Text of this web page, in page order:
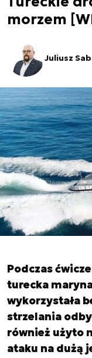
morzem
Juliusz
Podczas
turecka
wykorzystała
strzelania
również użyto
ataku na dużą